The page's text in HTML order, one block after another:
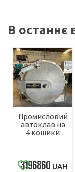
В останнє
Промисловий
автоклав на
4 кошики
3196860 UAH